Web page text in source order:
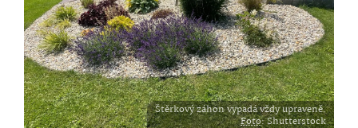
Štěrkový záhon vypadá vždy upraveně.
Foto: Shutterstock